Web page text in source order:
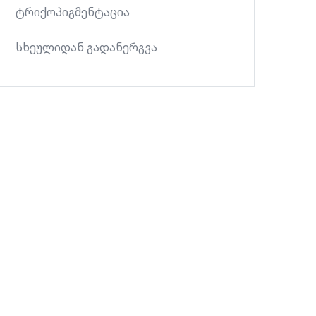
ტრიქოპიგმენტაცია
სხეულიდან გადანერგვა